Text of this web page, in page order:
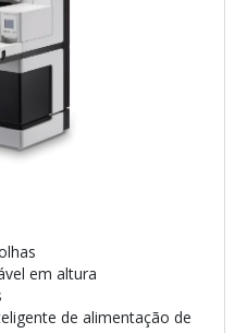
em altura
de alimentação de